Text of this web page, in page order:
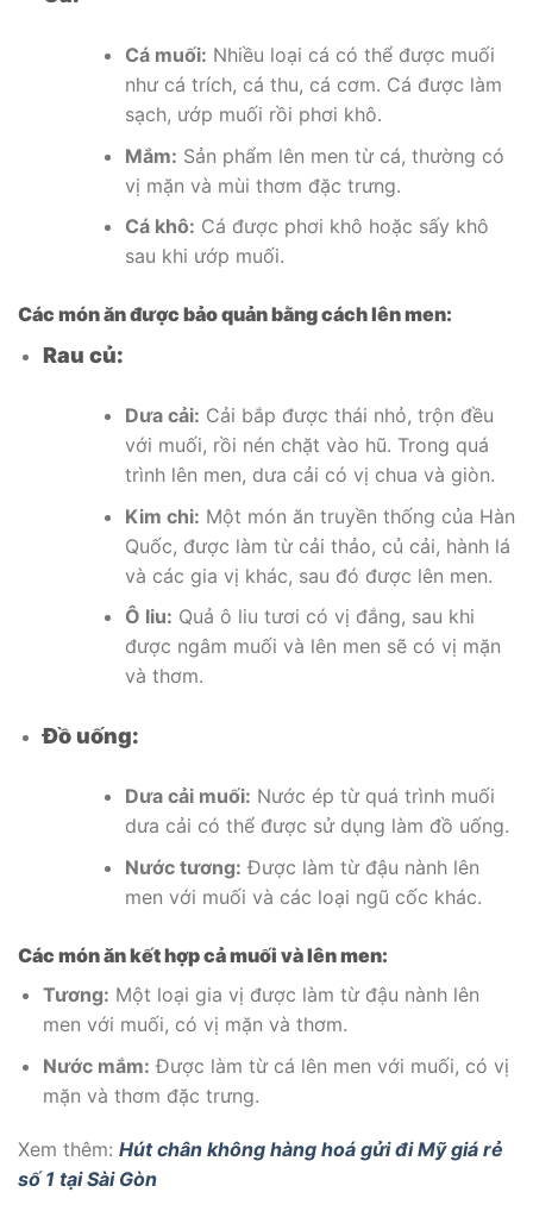
Cá muối: Nhiều loại cá có thể được muối
như cá trích, cá thu, cá cơm. Cá được làm
sạch, ướp muối rồi phơi khô.
Mắm: Sản phẩm lên men từ cá, thường có
vị mặn và mùi thơm đặc trưng.
Cá khô: Cá được phơi khô hoặc sấy khô
sau khi ướp muối.
Các món ăn được bảo quản bằng cách lên men:
Rau củ:
Dưa cải: Cải bắp được thái nhỏ, trộn đều
với muối, rồi nén chặt vào hũ. Trong quá
trình lên men, dưa cải có vị chua và giòn.
Kim chi: Một món ăn truyền thống của Hàn
Quốc, được làm từ cải thảo, củ cải, hành lá
và các gia vị khác, sau đó được lên men.
Ô liu: Quả ô liu tươi có vị đắng, sau khi
được ngâm muối và lên men sẽ có vị mặn
và thơm.
Đồ uống:
Dưa cải muối: Nước ép từ quá trình muối
dưa cải có thể được sử dụng làm đồ uống.
Nước tương: Được làm từ đậu nành lên
men với muối và các loại ngũ cốc khác.
Các món ăn kết hợp cả muối và lên men:
Tương: Một loại gia vị được làm từ đậu nành lên
men với muối, có vị mặn và thơm.
Nước mắm: Được làm từ cá lên men với muối, có vị
mặn và thơm đặc trưng.
Xem thêm: Hút chân không hàng hoá gửi đi Mỹ giá rẻ
số 1 tại Sài Gòn